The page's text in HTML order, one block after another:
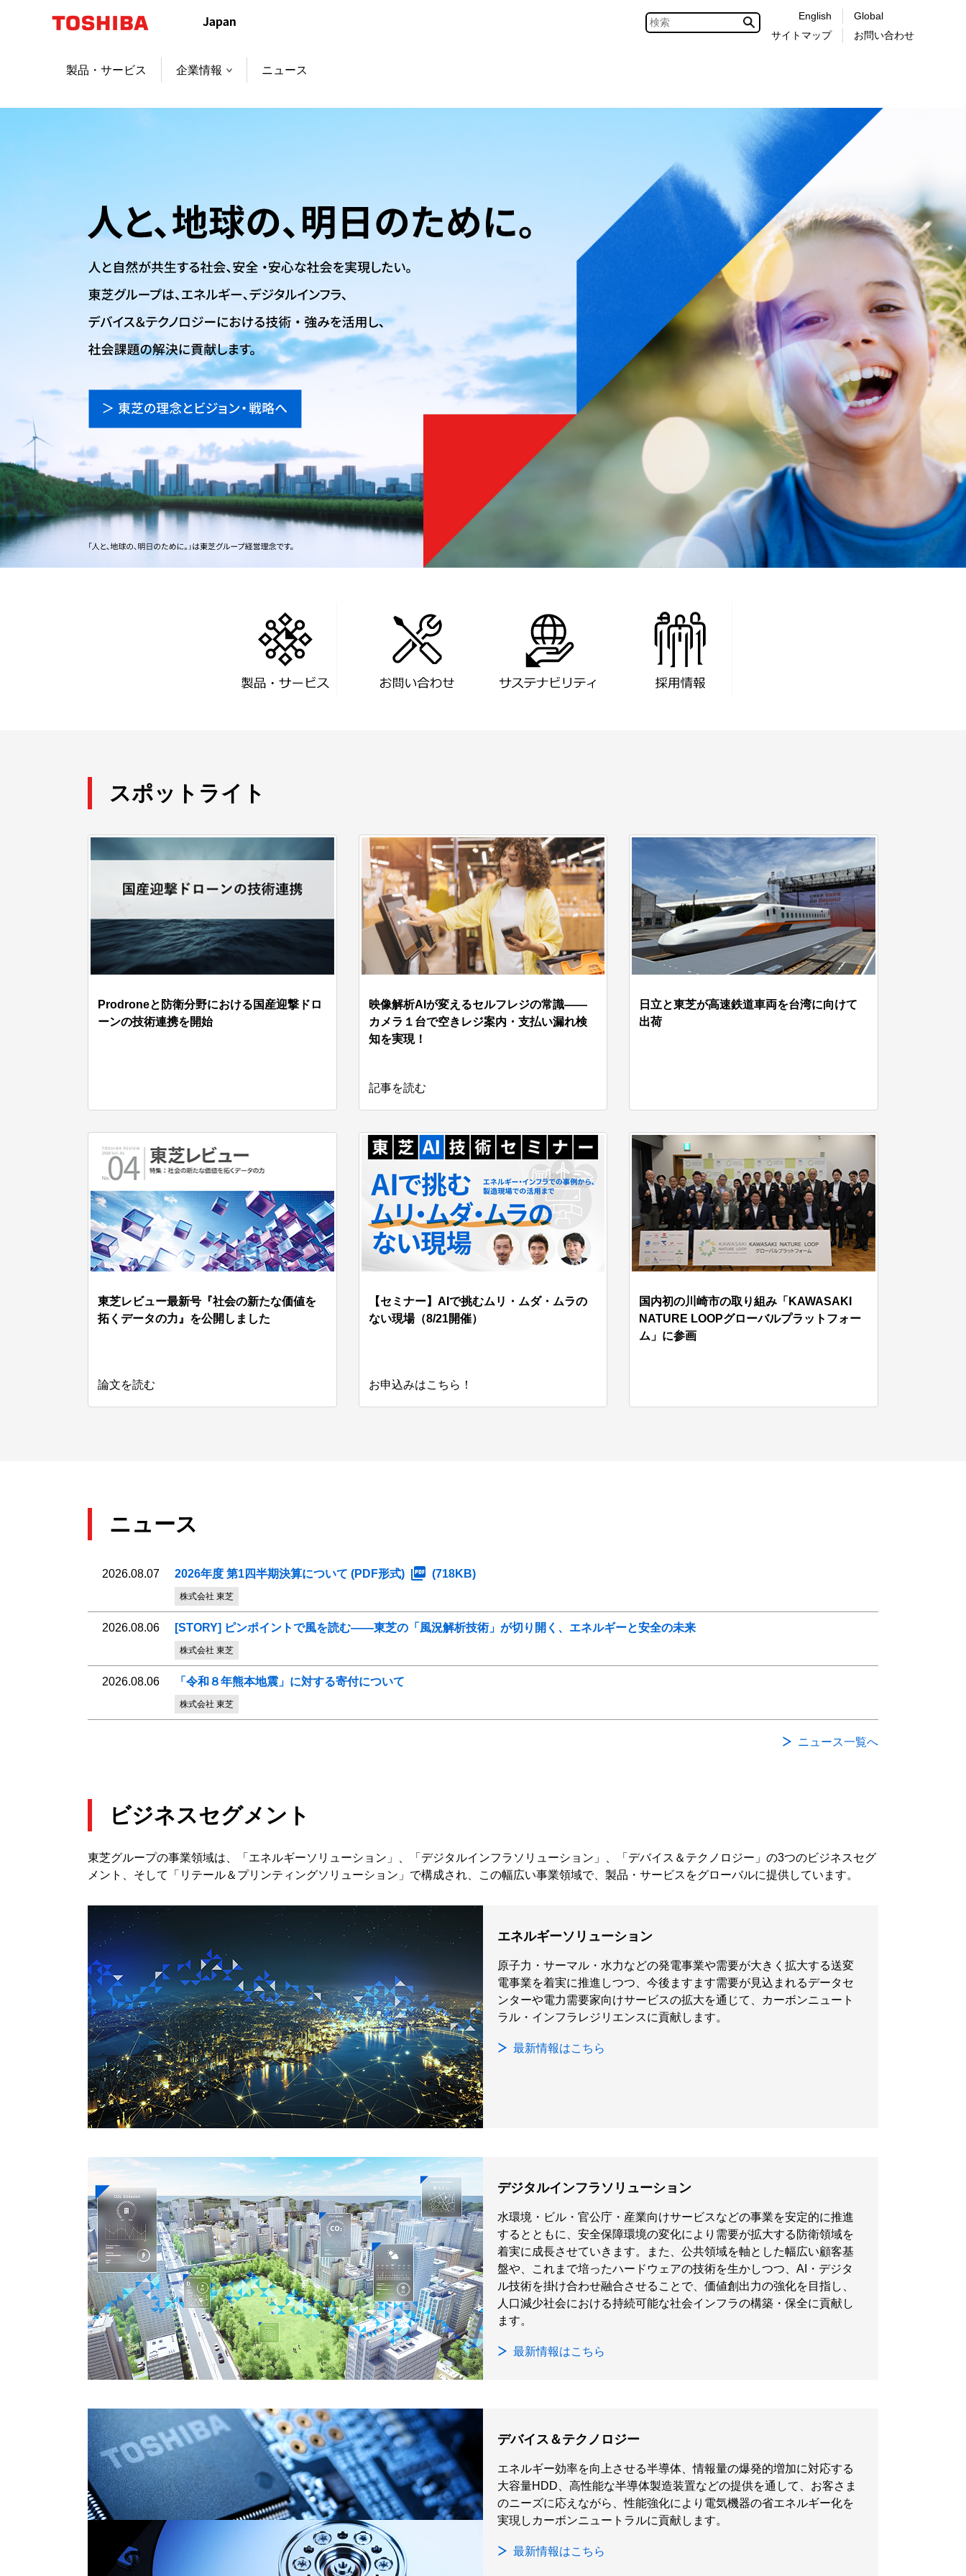
ャ
プ
English
サイトマップ
Global
お問い合わせ
製品・サービス 企業情報 ニュース
スポットライト
Prodroneと防衛分野における国産迎撃ドロ
ーンの技術連携を開始
映像解析AIが変えるセルフレジの常識――
カメラ１台で空きレジ案内・支払い漏れ検
知を実現！
記事を読む
日立と東芝が高速鉄道車両を台湾に向けて
出荷
東芝レビュー最新号『社会の新たな価値を
拓くデータの力』を公開しました
論文を読む
【セミナー】AIで挑むムリ・ムダ・ムラの
ない現場（8/21開催）
お申込みはこちら！
国内初の川崎市の取り組み「KAWASAKI
NATURE LOOPグローバルプラットフォー
ム」に参画
ニュース
2026.08.07 2026年度 第1四半期決算について (PDF形式) (718KB)
株式会社 東芝
2026.08.06 [STORY] ピンポイントで風を読む――東芝の「風況解析技術」が切り開く、エネルギーと安全の未来
株式会社 東芝
2026.08.06 「令和８年熊本地震」に対する寄付について
株式会社 東芝
ニュース一覧へ
ビジネスセグメント
東芝グループの事業領域は、「エネルギーソリューション」、「デジタルインフラソリューション」、「デバイス＆テクノロジー」の3つのビジネスセグ
メント、そして「リテール＆プリンティングソリューション」で構成され、この幅広い事業領域で、製品・サービスをグローバルに提供しています。
エネルギーソリューション
原子力・サーマル・水力などの発電事業や需要が大きく拡大する送変
電事業を着実に推進しつつ、今後ますます需要が見込まれるデータセ
ンターや電力需要家向けサービスの拡大を通じて、カーボンニュート
ラル・インフラレジリエンスに貢献します。
最新情報はこちら
デジタルインフラソリューション
水環境・ビル・官公庁・産業向けサービスなどの事業を安定的に推進
するとともに、安全保障環境の変化により需要が拡大する防衛領域を
着実に成長させていきます。また、公共領域を軸とした幅広い顧客基
盤や、これまで培ったハードウェアの技術を生かしつつ、AI・デジタ
ル技術を掛け合わせ融合させることで、価値創出力の強化を目指し、
人口減少社会における持続可能な社会インフラの構築・保全に貢献し
ます。
最新情報はこちら
デバイス＆テクノロジー
エネルギー効率を向上させる半導体、情報量の爆発的増加に対応する
大容量HDD、高性能な半導体製造装置などの提供を通して、お客さま
のニーズに応えながら、性能強化により電気機器の省エネルギー化を
実現しカーボンニュートラルに貢献します。
最新情報はこちら